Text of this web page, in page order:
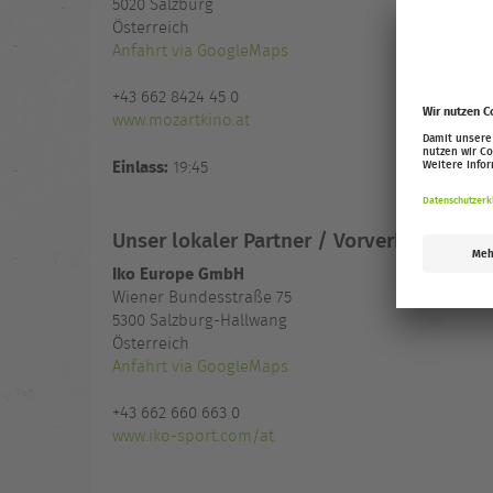
Österreich
Anfahrt via GoogleMaps
+43 662 8424 45 0
www.mozartkino.at
Einlass: 19:45
Unser lokaler Partner /
Iko Europe GmbH
Wiener Bundesstraße 75
5300 Salzburg-Hallwang
Österreich
Anfahrt via GoogleMaps
+43 662 660 663 0
www.iko-sport.com/at